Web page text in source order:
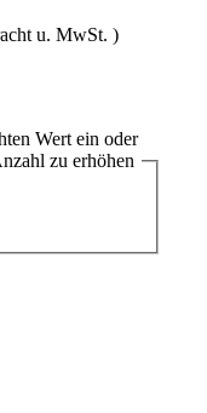
u. MwSt. )
Wert ein oder
zu erhöhen